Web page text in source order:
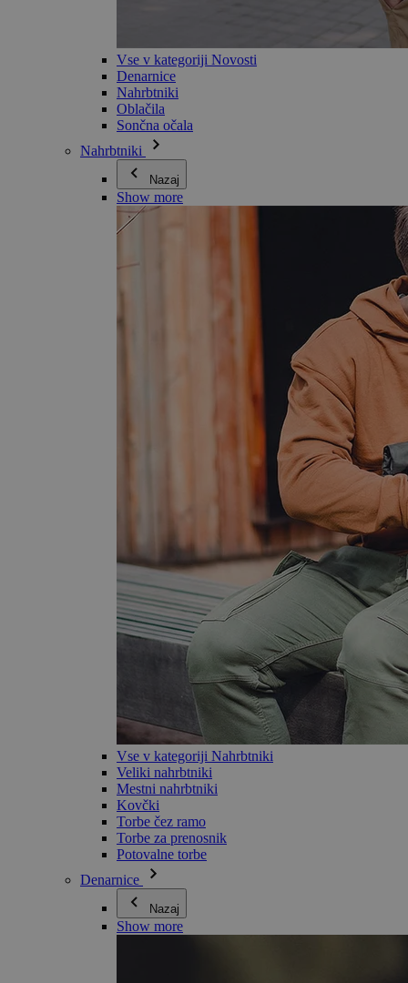
Vse v kategoriji Novosti
Denarnice
Nahrbtniki
Oblačila
Sončna očala
Nahrbtniki
Nazaj
Show more
Vse v kategoriji Nahrbtniki
Veliki nahrbtniki
Mestni nahrbtniki
Kovčki
Torbe čez ramo
Torbe za prenosnik
Potovalne torbe
Denarnice
Nazaj
Show more